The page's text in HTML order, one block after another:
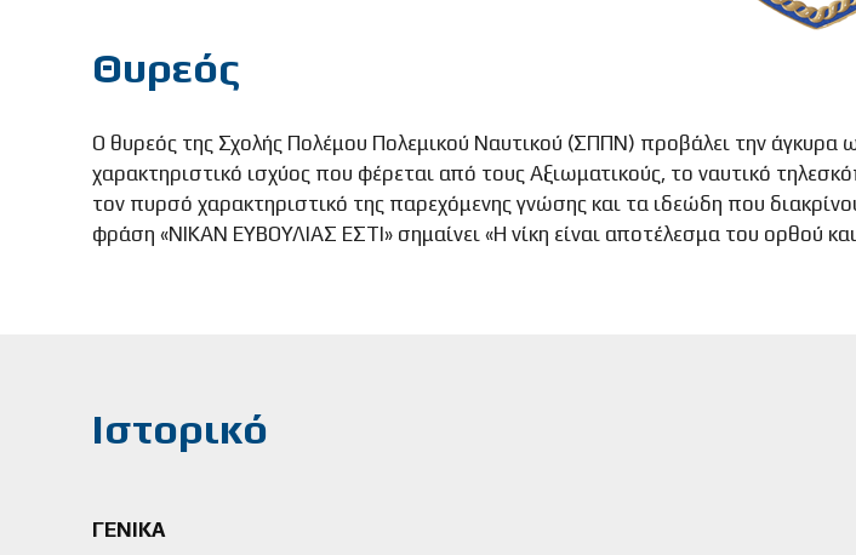
Θυρεός
Ο θυρεός της Σχολής Πολέμου Πολεμικού Ναυτικού (ΣΠΠΝ) προβάλει την
χαρακτηριστικό ισχύος που φέρεται από τους Αξιωματικούς, το ναυτικό
τον πυρσό χαρακτηριστικό της παρεχόμενης γνώσης και τα ιδεώδη που
φράση «ΝΙΚΑΝ ΕΥΒΟΥΛΙΑΣ ΕΣΤΙ» σημαίνει «Η νίκη είναι αποτέλεσμα του ορθού
Ιστορικό
ΓΕΝΙΚΑ